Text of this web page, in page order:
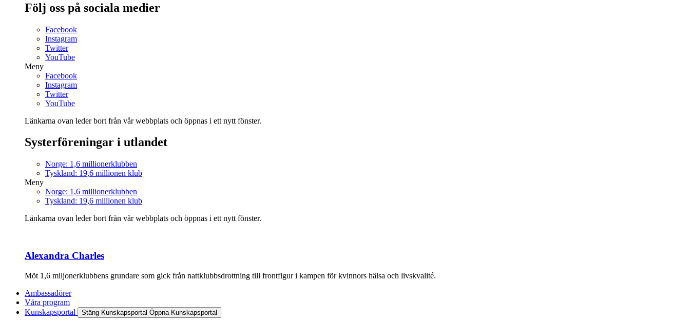
Följ oss på sociala medier
Facebook
Instagram
Twitter
YouTube
Meny
Facebook
Instagram
Twitter
YouTube
Länkarna ovan leder bort från vår webbplats och öppnas i ett nytt fönster.
Systerföreningar i utlandet
Norge: 1,6 millionerklubben
Tyskland: 19,6 millionen klub
Meny
Norge: 1,6 millionerklubben
Tyskland: 19,6 millionen klub
Länkarna ovan leder bort från vår webbplats och öppnas i ett nytt fönster.
Alexandra Charles
Möt 1,6 miljonerklubbens grundare som gick från nattklubbsdrottning till frontfigur i kampen för kvinnors hälsa och livskvalité.
Ambassadörer
Våra program
Kunskapsportal
Stäng Kunskapsportal Öppna Kunskapsportal